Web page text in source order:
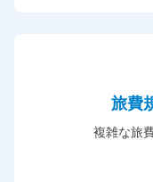
旅費
複雑な旅